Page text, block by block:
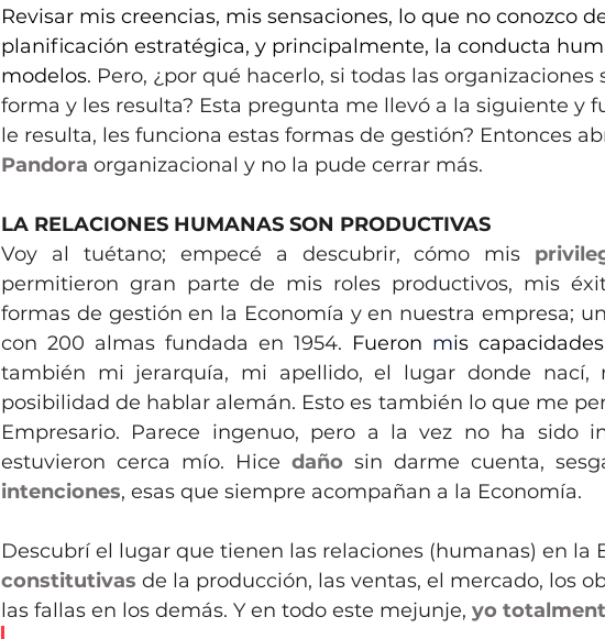
Revisar mis creencias, mis sensaciones, lo que no conozco
planificación estratégica, y principalmente, la conducta
modelos. Pero, ¿por qué hacerlo, si todas las organizaciones
forma y les resulta? Esta pregunta me llevó a la siguiente y
le resulta, les funciona estas formas de gestión? Entonces
Pandora organizacional y no la pude cerrar más.
LA RELACIONES HUMANAS SON PRODUCTIVAS
Voy al tuétano; empecé a descubrir, cómo mis
permitieron gran parte de mis roles productivos, mis
formas de gestión en la Economía y en nuestra empresa;
con 200 almas fundada en 1954. Fueron mis capacidades
también mi jerarquía, mi apellido, el lugar donde
posibilidad de hablar alemán. Esto es también lo que me
Empresario. Parece ingenuo, pero a la vez no ha sido
estuvieron cerca mío. Hice daño sin darme cuenta,
intenciones, esas que siempre acompañan a la Economía.
Descubrí el lugar que tienen las relaciones (humanas) en la
constitutivas de la producción, las ventas, el mercado, los
las fallas en los demás. Y en todo este mejunje, yo